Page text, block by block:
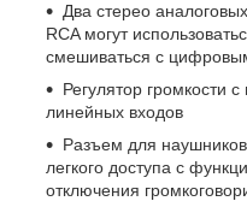
Два стерео
RCA могут
смешиваться с
Регулятор громкости
линейных входов
Разъем для
легкого доступа с
отключения